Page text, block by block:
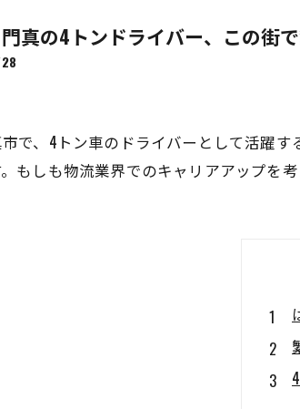
真の4トンドライバー、この街
で、4トン車のドライバーとして活躍
もしも物流業界でのキャリアアップを